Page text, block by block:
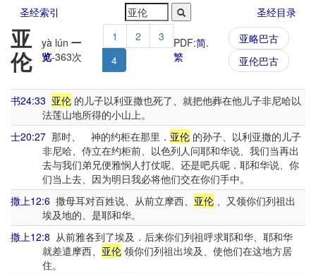
圣经索引 圣经目录
亚
伦
yà lún 一
览-363次
1 2
3
4
PDF:简.
繁
亚略巴古
亚伦巴古
书24:33 亚伦 的儿子以利亚撒也死了、就把他葬在他儿子非尼哈以
法莲山地所得的小山上。
士20:27 那时、 神的约柜在那里． 亚伦 的孙子、以利亚撒的儿子
非尼哈、侍立在约柜前、以色列人问耶和华说、我们当再出
去与我们弟兄便雅悯人打仗呢、还是吧兵呢．耶和华说、你
们当上去、因为明日我必将他们交在你们手中。
撒上12:6 撒母耳对百姓说、从前立摩西、 亚伦 、又领你们列祖出
埃及地的、是耶和华。
撒上12:8 从前雅各到了埃及．后来你们列祖呼求耶和华、耶和华
就差遣摩西、 亚伦领你们列祖出埃及、使他们在这地方居
住。